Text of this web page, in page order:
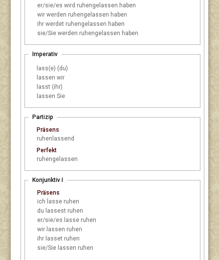
er/sie/es wird ruhengelassen haben
wir werden ruhengelassen haben
ihr werdet ruhengelassen haben
sie/Sie werden ruhengelassen haben
Imperativ
lass(e) (du)
lassen wir
lasst (ihr)
lassen Sie
Partizip
Präsens
ruhenlassend
Perfekt
ruhengelassen
Konjunktiv I
Präsens
ich lasse ruhen
du lassest ruhen
er/sie/es lasse ruhen
wir lassen ruhen
ihr lasset ruhen
sie/Sie lassen ruhen